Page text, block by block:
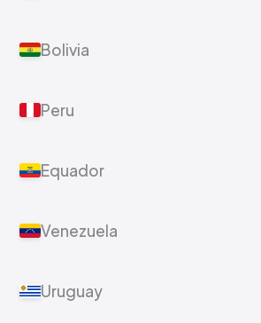
Bolivia
Peru
Equador
Venezuela
Uruguay